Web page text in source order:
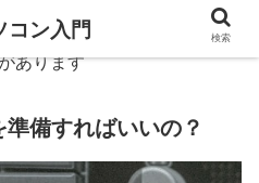
あります
備すればいいの？
コン入門 検索